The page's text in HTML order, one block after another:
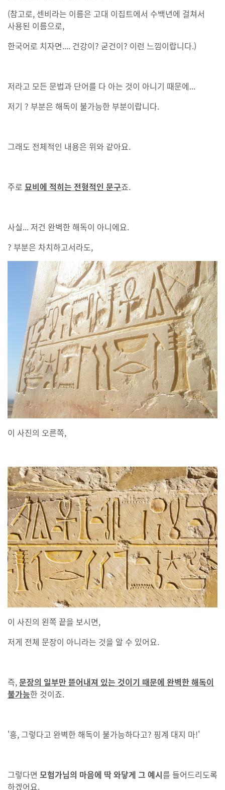
(참고로, 센비라는 이름은 고대 이집트에서 수백년에 걸쳐서
사용된 이름으로,
한국어로 치자면.... 건강이? 굳건이? 이런 느낌이랍니다.)
저라고 모든 문법과 단어를 다 아는 것이 아니기 때문에...
저기 ? 부분은 해독이 불가능한 부분이랍니다.
그래도 전체적인 내용은 위와 같아요.
주로 묘비에 적히는 전형적인 문구죠.
사실... 저건 완벽한 해독이 아니에요.
? 부분은 차치하고서라도,
이 사진의 오른쪽,
이 사진의 왼쪽 끝을 보시면,
저게 전체 문장이 아니라는 것을 알 수 있어요.
즉,문장의 일부만 뜯어내져 있는 것이기 때문에 완벽한 해독이
불가능한 것이죠.
'흥, 그렇다고 완벽한 해독이 불가능하다고? 핑계 대지 마!'
그렇다면 모험가님의 마음에 딱 와닿게 그 예시를 들어드리도록
하겠어요.